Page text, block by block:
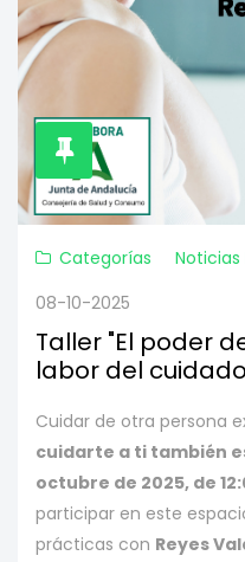
Categorías
Noticias
08-10-2025
Taller "El poder
labor del
Cuidar de otra persona
cuidarte a ti también
octubre de 2025, de
participar en este
prácticas con Reyes